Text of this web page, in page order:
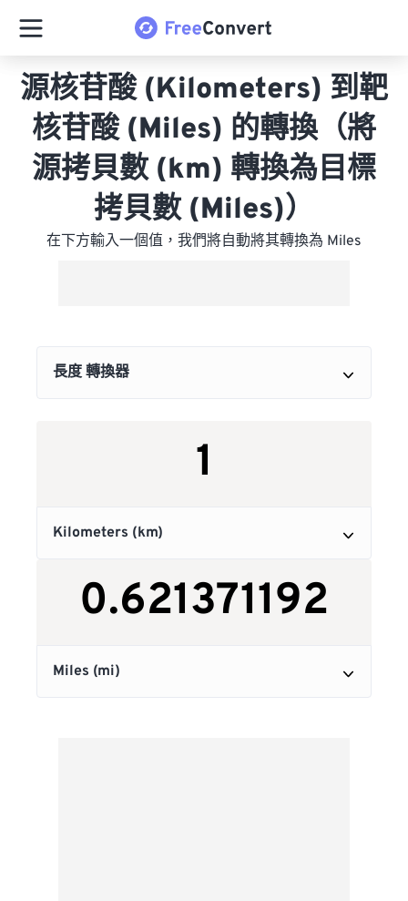
源核苷酸 (Kilometers) 到靶
核苷酸 (Miles) 的轉換（將
源拷貝數 (km) 轉換為目標
拷貝數 (Miles)）
在下方輸入一個值，我們將自動將其轉換為 Miles